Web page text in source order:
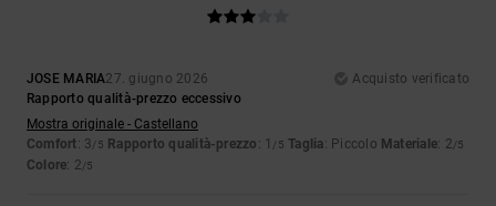
JOSE MARIA27. giugno 2026
Acquisto verificato
Rapporto qualità-prezzo eccessivo
Mostra originale - Castellano
Comfort: 3/5 Rapporto qualità-prezzo : 1 /5 Taglia: Piccolo Materiale: 2/5
Colore: 2/5